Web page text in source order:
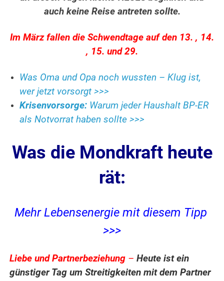
auch keine Reise antreten sollte.
Im März fallen die Schwendtage auf den 13. , 14.
, 15. und 29.
Was Oma und Opa noch wussten – Klug ist,
wer jetzt vorsorgt >>>
Krisenvorsorge: Warum jeder Haushalt BP-ER
als Notvorrat haben sollte >>>
Was die Mondkraft heute
rät:
Mehr Lebensenergie mit diesem Tipp
>>>
Liebe und Partnerbeziehung –Heute ist ein
günstiger Tag um Streitigkeiten mit dem Partner